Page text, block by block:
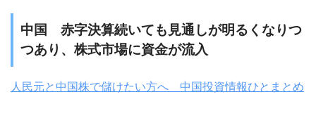
中国 赤字決算続いても見通しが明るくなりつ
つあり、株式市場に資金が流入
人民元と中国株で儲けたい方へ 中国投資情報ひとまとめ